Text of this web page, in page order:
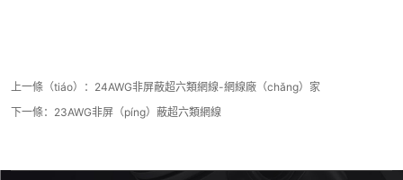
上一條（tiáo）： 24AWG非屏蔽超六類網線-網線廠（chǎng）家
下一條： 23AWG非屏（píng）蔽超六類網線